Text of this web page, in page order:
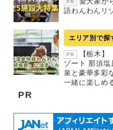
PR
語わんわんリ
エリア別で探
PR
【栃木】
ゾート 那須塩
泉と豪華多彩
一緒に楽しめ
PR